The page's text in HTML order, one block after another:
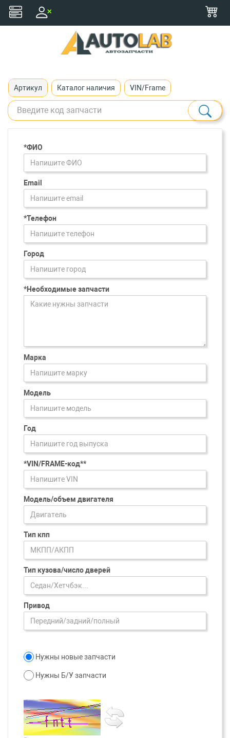
Артикул Каталог наличия VIN/Frame
*ФИО
Email
*Телефон
Город
*Необходимые запчасти
Марка
Модель
Год
*VIN/FRAME-код**
Модель/объем двигателя
Тип кпп
Тип кузова/число дверей
Привод
Нужны новые запчасти
Нужны Б/У запчасти